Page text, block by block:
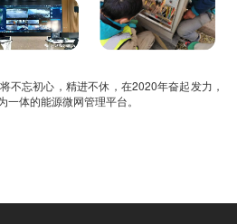
不忘初心，精进不休，在2020年奋起发力，
体的能源微网管理平台。